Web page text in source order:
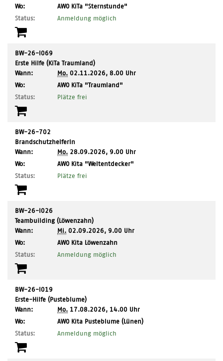
Wo:
,
Ort:
AWO KiTa "Sternstunde"
Status:
Anmeldung möglich
BW-26-I069
Erste Hilfe (KiTa Traumland)
Wann:
Mo. 02.11.2026, 8.00 Uhr
Wo:
,
Ort:
AWO KiTa "Traumland"
Status:
Plätze frei
BW-26-702
BrandschutzhelferIn
Wann:
Mo. 28.09.2026, 9.00 Uhr
Wo:
,
Ort:
AWO Kita "Weltentdecker"
Status:
Plätze frei
BW-26-I026
Teambuilding (Löwenzahn)
Wann:
Mi. 02.09.2026, 9.00 Uhr
Wo:
,
Ort:
AWO Kita Löwenzahn
Status:
Anmeldung möglich
BW-26-I019
Erste-Hilfe (Pusteblume)
Wann:
Mo. 17.08.2026, 14.00 Uhr
Wo:
,
Ort:
AWO Kita Pusteblume (Lünen)
Status:
Anmeldung möglich